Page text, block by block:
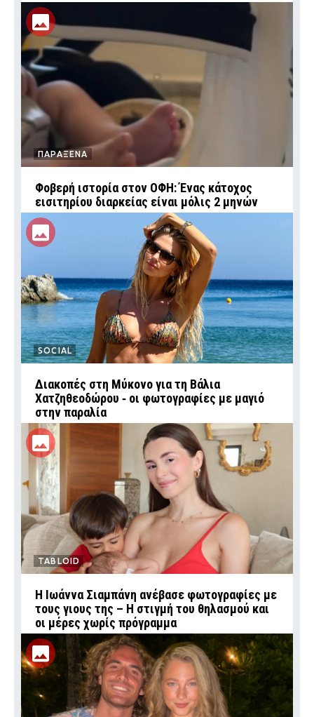
ΠΑΡΑΞΕΝΑ
Φοβερή ιστορία στον ΟΦΗ: Ένας κάτοχος
εισιτηρίου διαρκείας είναι μόλις 2 μηνών
SOCIAL
Διακοπές στη Μύκονο για τη Βάλια
Χατζηθεοδώρου ‑ οι φωτογραφίες με μαγιό
στην παραλία
TABLOID
H Ιωάννα Σιαμπάνη ανέβασε φωτογραφίες με
τους γιους της – Η στιγμή του θηλασμού και
οι μέρες χωρίς πρόγραμμα